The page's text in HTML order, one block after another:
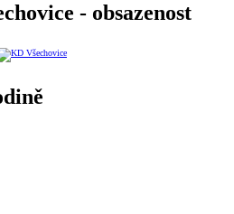
- obsazenost